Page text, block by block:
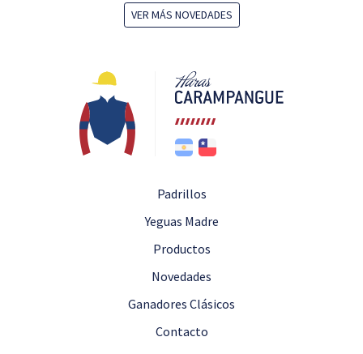
VER MÁS NOVEDADES
Padrillos
Yeguas Madre
Productos
Novedades
Ganadores Clásicos
Contacto